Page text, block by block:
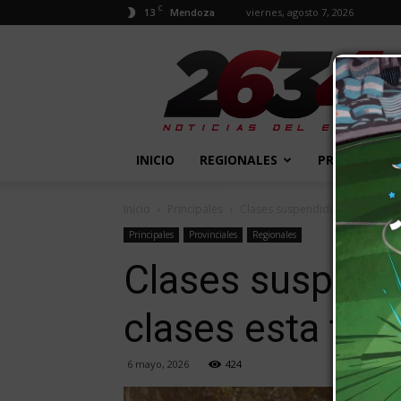
13 C Mendoza viernes, agosto 7, 2026
2634
Diario
INICIO REGIONALES
Principales Provinciales Regionales
Clases
clases esta
6 mayo, 2026 424